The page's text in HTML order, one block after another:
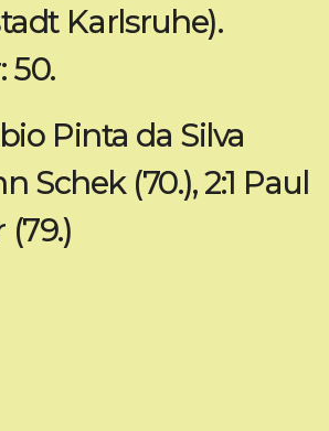
Karlsruhe).
50.
Pinta da Silva
Schek (70.), 2:1 Paul